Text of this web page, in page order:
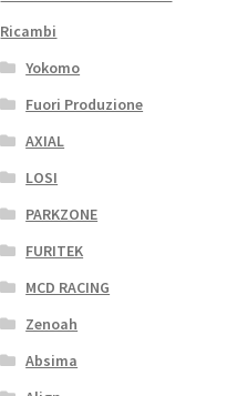
Ricambi
Yokomo
Fuori Produzione
AXIAL
LOSI
PARKZONE
FURITEK
MCD RACING
Zenoah
Absima